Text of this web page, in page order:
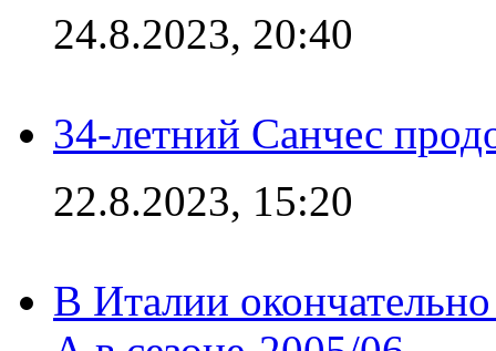
24.8.2023, 20:40
34-летний Санчес
22.8.2023, 15:20
В Италии